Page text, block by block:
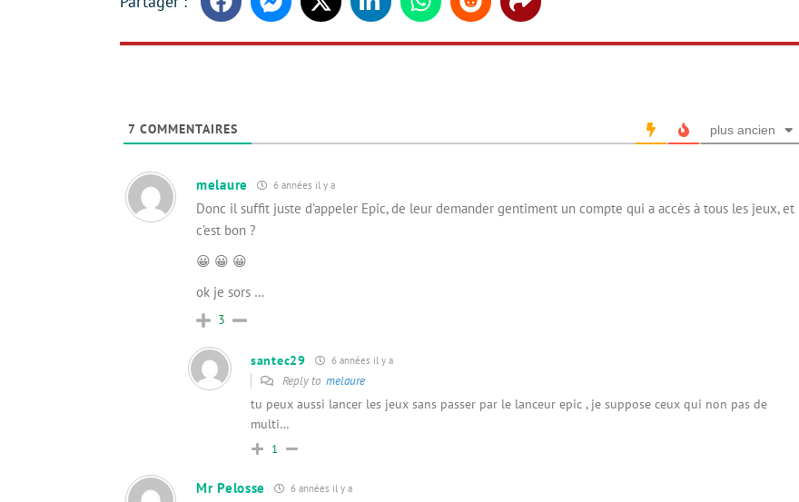
FacebookMessengerTwitter LinkedinWhatsappReddit Share
7 COMMENTAIRES plus ancien
melaure 6 années il y a
Donc il suffit juste d’appeler Epic, de leur demander gentiment un compte qui a accès à tous les jeux, et
c’est bon ?
😀 😀 😀
ok je sors …
3
santec29 6 années il y a
Reply to melaure
tu peux aussi lancer les jeux sans passer par le lanceur epic , je suppose ceux qui non pas de
multi…
1
Mr Pelosse 6 années il y a